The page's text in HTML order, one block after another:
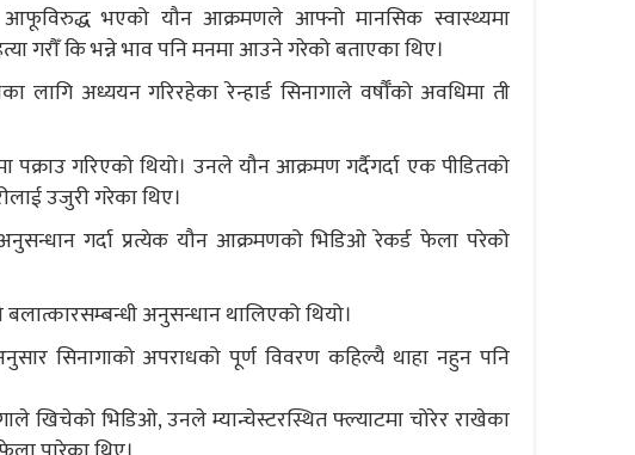
आफूविरुद्ध भएको यौन आक्रमणले आफ्नो मानसिक स्वास्थ्यमा
गरौँ कि भन्ने भाव पनि मनमा आउने गरेको बताएका थिए।
लागि अध्ययन गरिरहेका रेन्हार्ड सिनागाले वर्षौँको अवधिमा ती
पक्राउ गरिएको थियो। उनले यौन आक्रमण गर्दैगर्दा एक पीडितको
उजुरी गरेका थिए।
गर्दा प्रत्येक यौन आक्रमणको भिडिओ रेकर्ड फेला परेको
अनुसन्धान थालिएको थियो।
सिनागाको अपराधको पूर्ण विवरण कहिल्यै थाहा नहुन पनि
खिचेको भिडिओ, उनले म्यान्चेस्टरस्थित फ्ल्याटमा चोरेर राखेका